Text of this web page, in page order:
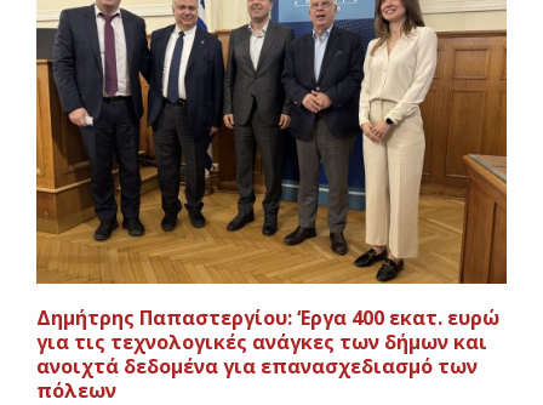
Δημήτρης Παπαστεργίου: ‘Εργα 400 εκατ. ευρώ
για τις τεχνολογικές ανάγκες των δήμων και
ανοιχτά δεδομένα για επανασχεδιασμό των
πόλεων